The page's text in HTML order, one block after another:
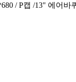
/ P캡 /13" 에어바